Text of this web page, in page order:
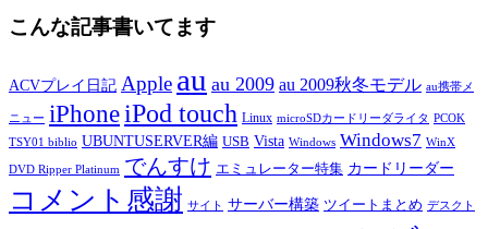
こんな記事書いてます
ACVプレイ日記 Apple au au 2009 au 2009秋冬モデル au携帯メ
ニュー iPhoneiPod touch Linux microSDカードリーダライタ PCOK
TSY01 biblio UBUNTUSERVER編 USB Vista Windows Windows7 WinX
DVD Ripper Platinum でんすけ エミュレーター特集 カードリーダー
コメント感謝 サイト サーバー構築 ツイートまとめ デスクト